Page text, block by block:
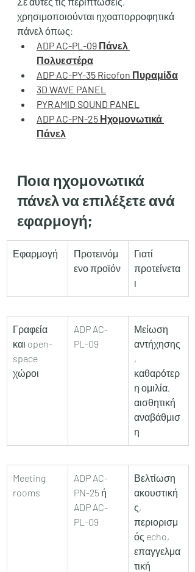
χρησιμοποιούνται ηχοαπορροφητικά
πάνελ όπως:
ADP AC-PL-09 Πάνελ
Πολυεστέρα
ADP AC-PY-35 Ricofon Πυραμίδα
3D WAVE PANEL
PYRAMID SOUND PANEL
ADP AC-PN-25 Ηχομονωτικά
Πάνελ
Ποια ηχομονωτικά
πάνελ να επιλέξετε ανά
εφαρμογή;
Εφαρμογή
Προτεινόμ
ενο προϊόν
Γιατί
προτείνετα
ι
Γραφεία
και open-
space
χώροι
ADP AC-
PL-09
Μείωση
αντήχησης
,
καθαρότερ
η ομιλία,
αισθητική
αναβάθμισ
η
Meeting
rooms
ADP AC-
PN-25 ή
ADP AC-
PL-09
Βελτίωση
ακουστική
ς,
περιορισμ
ός echo,
επαγγελμα
τική